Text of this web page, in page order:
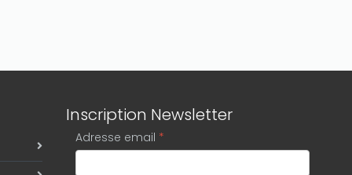
Inscription Newsletter
Adresse email *